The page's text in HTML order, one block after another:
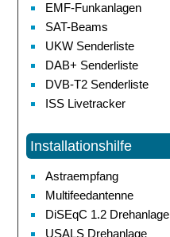
EMF-Funkanlagen
SAT-Beams
UKW Senderliste
DAB+ Senderliste
DVB-T2 Senderliste
ISS Livetracker
Installationshilfe
Astraempfang
Multifeedantenne
DiSEqC 1.2 Drehanlage
USALS Drehanlage